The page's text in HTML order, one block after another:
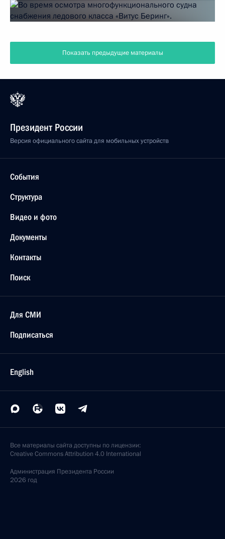
Показать предыдущие материалы
Президент России
Версия официального сайта для мобильных устройств
События
Структура
Видео и фото
Документы
Контакты
Поиск
Для СМИ
Подписаться
English
Все материалы сайта доступны по лицензии:
Creative Commons Attribution 4.0 International
Администрация Президента России
2026 год